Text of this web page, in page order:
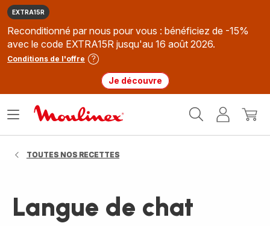
EXTRA15R
Reconditionné par nous pour vous : bénéficiez de -15%
avec le code EXTRA15R jusqu'au 16 août 2026.
Conditions de l'offre
Je découvre
MonMon
Ouvrir
TOUTES NOS RECETTES
Langue de chat